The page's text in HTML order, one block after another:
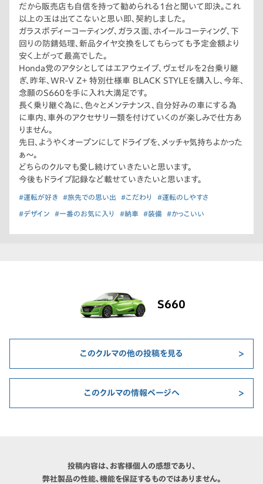
だから販売店も自信を持って勧められる1台と聞いて即決。これ
以上の玉は出てこないと思い即、契約しました。
ガラスボディーコーティング、ガラス面、ホイールコーティング、下
回りの防錆処理、新品タイヤ交換をしてもらっても予定金額より
安く上がって最高でした。
Honda党のアタシとしてはエアウェイブ、ヴェゼルを2台乗り継
ぎ、昨年、WR-V Z＋ 特別仕様車 BLACK STYLEを購入し、今年、
念願のS660を手に入れ大満足です。
長く乗り継ぐ為に、色々とメンテナンス、自分好みの車にする為
に車内、車外のアクセサリー類を付けていくのが楽しみで仕方あ
りません。
先日、ようやくオープンにしてドライブを、メッチャ気持ちよかった
ぁ〜。
どちらのクルマも愛し続けていきたいと思います。
今後もドライブ記録など載せていきたいと思います。
#運転が好き #旅先での思い出 #こだわり #運転のしやすさ
#デザイン #一番のお気に入り #納車 #装備 #かっこいい
S660
このクルマの他の投稿を見る
このクルマの情報ページへ
投稿内容は、お客様個人の感想であり、
弊社製品の性能、機能を保証するものではありません。